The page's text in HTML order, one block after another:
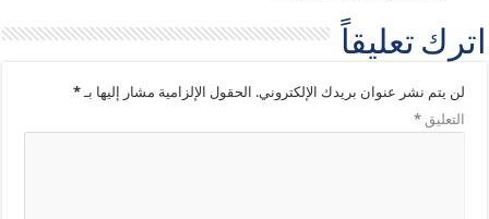
اترك تعليقاً
لن يتم نشر عنوان بريدك الإلكتروني. الحقول الإلزامية مشار إليها بـ*
التعليق*